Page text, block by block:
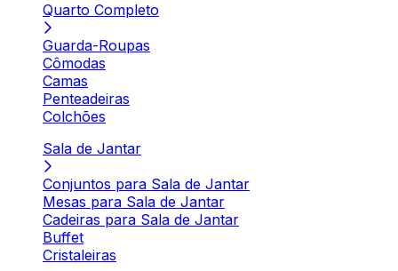
Quarto Completo
Guarda-Roupas
Cômodas
Camas
Penteadeiras
Colchões
Sala de Jantar
Conjuntos para Sala de Jantar
Mesas para Sala de Jantar
Cadeiras para Sala de Jantar
Buffet
Cristaleiras